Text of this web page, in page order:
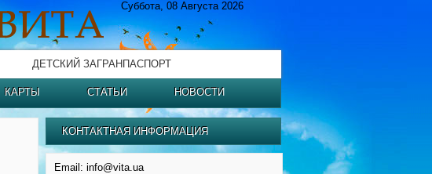
Суббота, 08 Августа 2026
ДЕТСКИЙ ЗАГРАНПАСПОРТ
КАРТЫ СТАТЬИ НОВОСТИ
КОНТАКТНАЯ ИНФОРМАЦИЯ
Email: info@vita.ua